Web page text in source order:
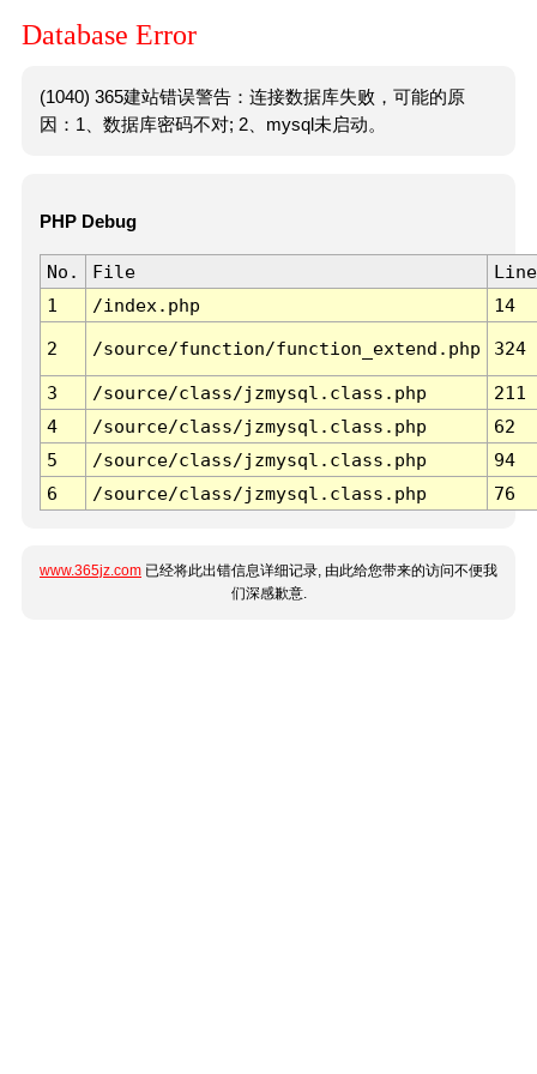
Database Error
(1040) 365建站错误警告：连接数据库失败，可能的原
因：1、数据库密码不对; 2、mysql未启动。
PHP Debug
No. File
Line
1
/index.php 14
2 /source/function/function_extend.php 324
3 /source/class/jzmysql.class.php
211
4
/source/class/jzmysql.class.php
62
5
/source/class/jzmysql.class.php
94
6
/source/class/jzmysql.class.php 76
www.365jz.com 已经将此出错信息详细记录, 由此给您带来的访问不便我
们深感歉意.